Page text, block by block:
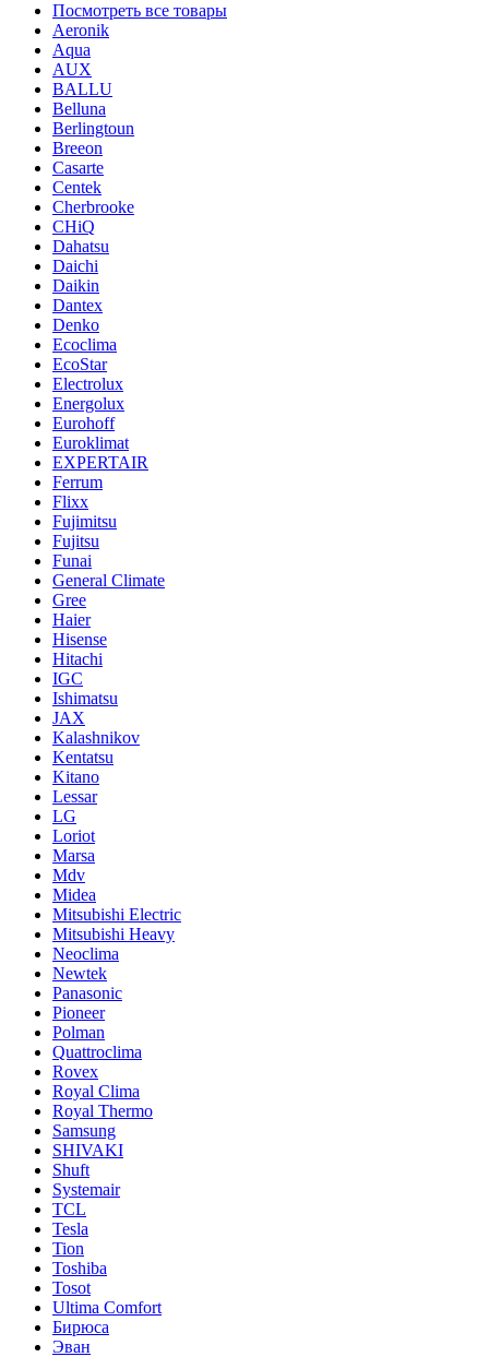
Посмотреть все товары
Aeronik
Aqua
AUX
BALLU
Belluna
Berlingtoun
Breeon
Casarte
Centek
Cherbrooke
CHiQ
Dahatsu
Daichi
Daikin
Dantex
Denko
Ecoclima
EcoStar
Electrolux
Energolux
Eurohoff
Euroklimat
EXPERTAIR
Ferrum
Flixx
Fujimitsu
Fujitsu
Funai
General Climate
Gree
Haier
Hisense
Hitachi
IGC
Ishimatsu
JAX
Kalashnikov
Kentatsu
Kitano
Lessar
LG
Loriot
Marsa
Mdv
Midea
Mitsubishi Electric
Mitsubishi Heavy
Neoclima
Newtek
Panasonic
Pioneer
Polman
Quattroclima
Rovex
Royal Clima
Royal Thermo
Samsung
SHIVAKI
Shuft
Systemair
TCL
Tesla
Tion
Toshiba
Tosot
Ultima Comfort
Бирюса
Эван